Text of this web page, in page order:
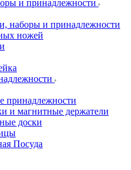
и принадлежности
наборы и принадлежности
ножей
принадлежности
и магнитные держатели
доски
Посуда